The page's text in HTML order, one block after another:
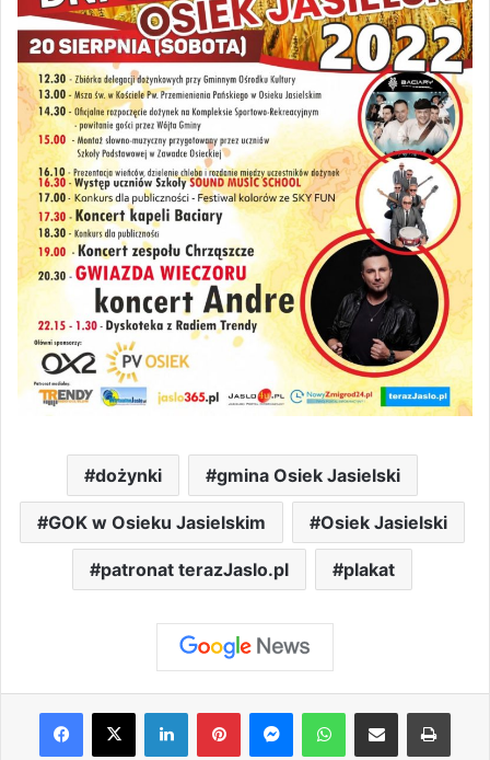
dożynki gmina Osiek Jasielski
GOK w Osieku Jasielskim Osiek Jasielski
patronat terazJaslo.pl plakat
Facebook
X LinkedInPinterestMessengerWhatsAppShare via Email Print